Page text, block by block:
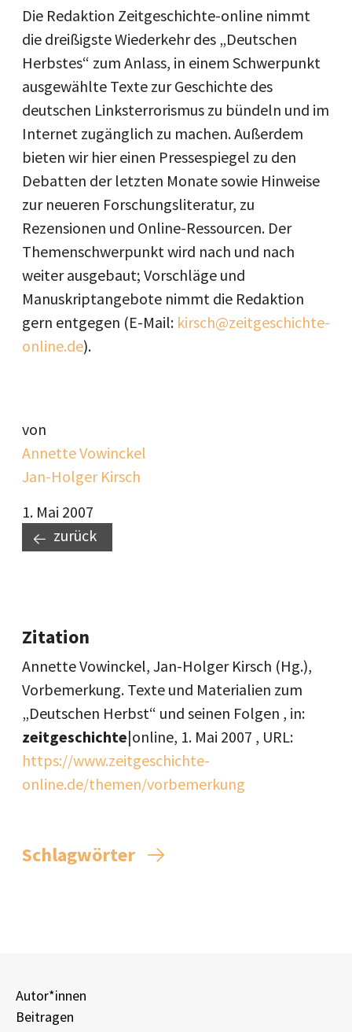
Die Redaktion Zeitgeschichte-online nimmt
die dreißigste Wiederkehr des „Deutschen
Herbstes“ zum Anlass, in einem Schwerpunkt
ausgewählte Texte zur Geschichte des
deutschen Linksterrorismus zu bündeln und im
Internet zugänglich zu machen. Außerdem
bieten wir hier einen Pressespiegel zu den
Debatten der letzten Monate sowie Hinweise
zur neueren Forschungsliteratur, zu
Rezensionen und Online-Ressourcen. Der
Themenschwerpunkt wird nach und nach
weiter ausgebaut; Vorschläge und
Manuskriptangebote nimmt die Redaktion
gern entgegen (E-Mail: kirsch@zeitgeschichte-
online.de).
von
Annette Vowinckel
Jan-Holger Kirsch
1. Mai 2007
zurück
Zitation
Annette Vowinckel, Jan-Holger Kirsch (Hg.),
Vorbemerkung. Texte und Materialien zum
„Deutschen Herbst“ und seinen Folgen , in:
zeitgeschichte|online, 1. Mai 2007 , URL:
https://www.zeitgeschichte-
online.de/themen/vorbemerkung
Schlagwörter
Autor*innen
Beitragen